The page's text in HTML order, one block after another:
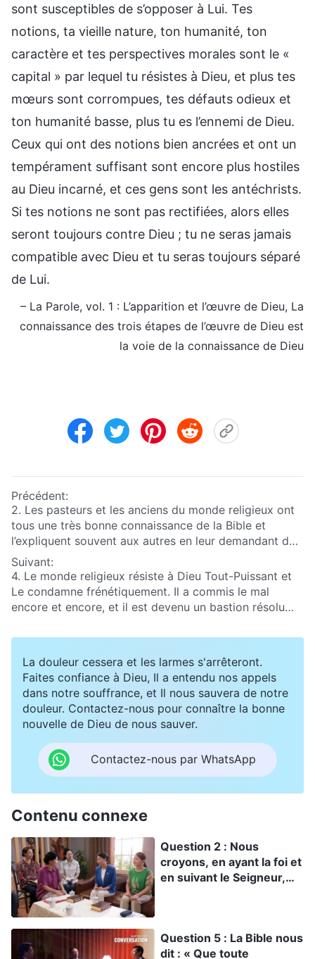
sont susceptibles de s’opposer à Lui. Tes
notions, ta vieille nature, ton humanité, ton
caractère et tes perspectives morales sont le «
capital » par lequel tu résistes à Dieu, et plus tes
mœurs sont corrompues, tes défauts odieux et
ton humanité basse, plus tu es l’ennemi de Dieu.
Ceux qui ont des notions bien ancrées et ont un
tempérament suffisant sont encore plus hostiles
au Dieu incarné, et ces gens sont les antéchrists.
Si tes notions ne sont pas rectifiées, alors elles
seront toujours contre Dieu ; tu ne seras jamais
compatible avec Dieu et tu seras toujours séparé
de Lui.
– La Parole, vol. 1 : L’apparition et l’œuvre de Dieu, La
connaissance des trois étapes de l’œuvre de Dieu est
la voie de la connaissance de Dieu
Précédent:
2. Les pasteurs et les anciens du monde religieux ont
tous une très bonne connaissance de la Bible et
l’expliquent souvent aux autres en leur demandant de
l’observer. Ce faisant, ne magnifient-ils pas le Seigneur
et ne Lui portent-ils pas témoignage ? Comment
pouvez-vous dire qu’ils trompent les gens, que ce sont
des pharisiens hypocrites ?
Suivant:
4. Le monde religieux résiste à Dieu Tout-Puissant et
Le condamne frénétiquement. Il a commis le mal
encore et encore, et il est devenu un bastion résolu
du monde religieux, sachant qu’il croit en Dieu, mais
La douleur cessera et les larmes s'arrêteront.
Faites confiance à Dieu, Il a entendu nos appels
dans notre souffrance, et Il nous sauvera de notre
douleur. Contactez-nous pour connaître la bonne
nouvelle de Dieu de nous sauver.
Contactez-nous par WhatsApp
Contenu connexe
Question 2 : Nous
croyons, en ayant la foi et
en suivant le Seigneur,
Jésus lui dit : « Je suis la
résurrection et la vie.
Question 5 : La Bible nous
dit : « Que toute